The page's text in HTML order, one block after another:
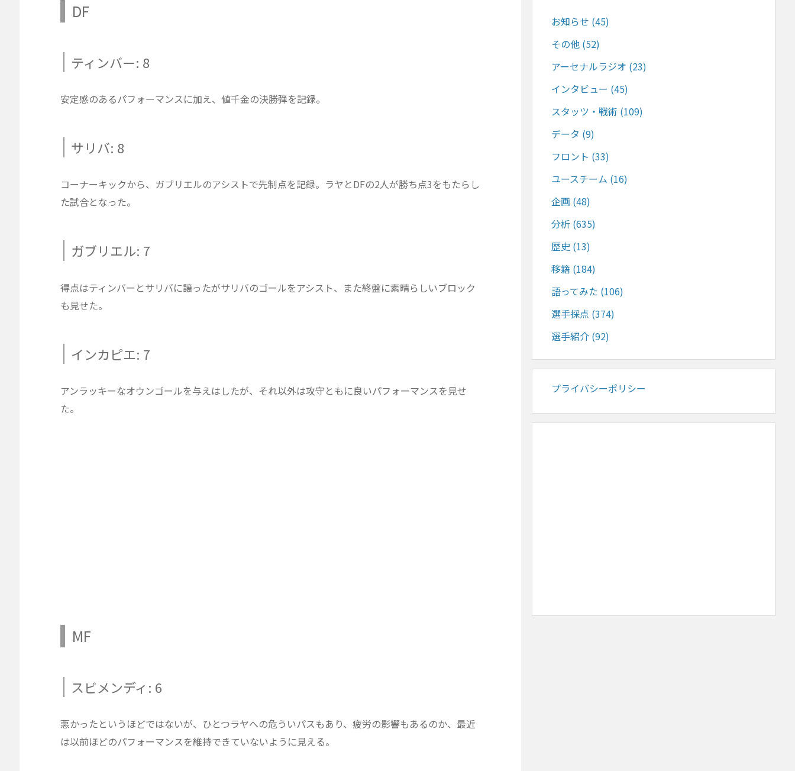
DF
ティンバー: 8
安定感のあるパフォーマンスに加え、値千金の決勝弾を記録。
サリバ: 8
コーナーキックから、ガブリエルのアシストで先制点を記録。ラヤとDFの2人が勝ち点3をもたらし
た試合となった。
ガブリエル: 7
得点はティンバーとサリバに譲ったがサリバのゴールをアシスト、また終盤に素晴らしいブロック
も見せた。
インカピエ: 7
アンラッキーなオウンゴールを与えはしたが、それ以外は攻守ともに良いパフォーマンスを見せ
た。
MF
スビメンディ: 6
悪かったというほどではないが、ひとつラヤへの危ういパスもあり、疲労の影響もあるのか、最近
は以前ほどのパフォーマンスを維持できていないように見える。
お知らせ (45)
その他 (52)
アーセナルラジオ (23)
インタビュー (45)
スタッツ・戦術 (109)
データ (9)
フロント (33)
ユースチーム (16)
企画 (48)
分析 (635)
歴史 (13)
移籍 (184)
語ってみた (106)
選手採点 (374)
選手紹介 (92)
プライバシーポリシー